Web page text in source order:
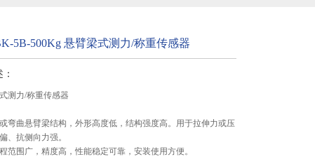
5B-500Kg 悬臂梁式测力/称重传感器
测力/称重传感器
弯曲悬臂梁结构，外形高度低，结构强度高。用于拉伸力或压
、抗侧向力强。
范围广，精度高，性能稳定可靠，安装使用方便。